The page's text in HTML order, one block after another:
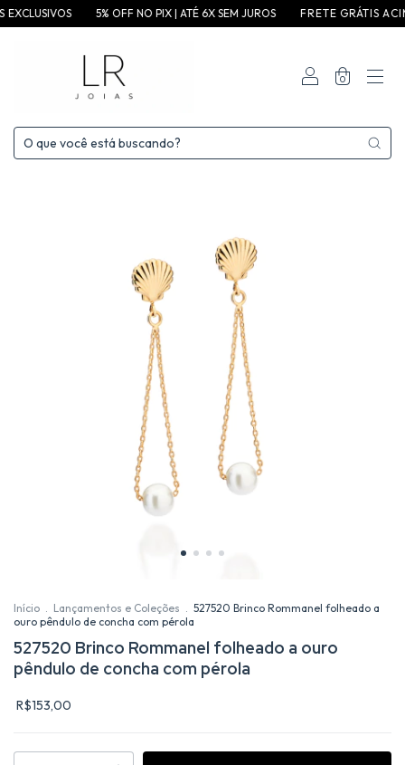
5% OFF NO PIX | ATÉ 6X SEM JUROS F R E T E G R ÁT I S A C I M A D
0
Início . Lançamentos e Coleções . 527520 Brinco Rommanel folheado a
ouro pêndulo de concha com pérola
527520 Brinco Rommanel folheado a ouro
pêndulo de concha com pérola
R$153,00